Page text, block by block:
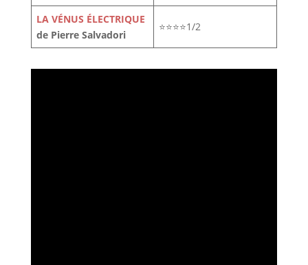
LA VÉNUS ÉLECTRIQUE
de Pierre Salvadori
⭐⭐⭐⭐1/2